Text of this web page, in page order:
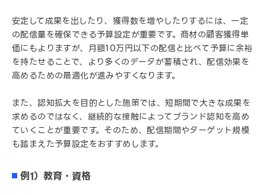
安定して成果を出したり、獲得数を増やしたりするには、一定
の配信量を確保できる予算設定が重要です。商材の顧客獲得単
価にもよりますが、月額10万円以下の配信と比べて予算に余裕
を持たせることで、より多くのデータが蓄積され、配信効果を
高めるための最適化が進みやすくなります。
また、認知拡大を目的とした施策では、短期間で大きな成果を
求めるのではなく、継続的な接触によってブランド認知を高め
ていくことが重要です。そのため、配信期間やターゲット規模
も踏まえた予算設定をおすすめします。
例1）教育・資格